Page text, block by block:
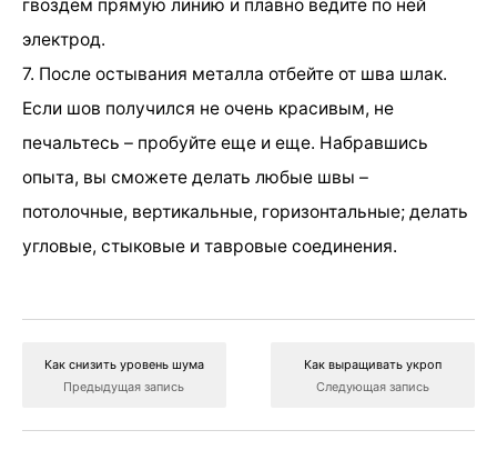
гвоздем прямую линию и плавно ведите по ней
электрод.
7. После остывания металла отбейте от шва шлак.
Если шов получился не очень красивым, не
печальтесь – пробуйте еще и еще. Набравшись
опыта, вы сможете делать любые швы –
потолочные, вертикальные, горизонтальные; делать
угловые, стыковые и тавровые соединения.
Как снизить уровень шума
Предыдущая запись
Как выращивать укроп
Следующая запись